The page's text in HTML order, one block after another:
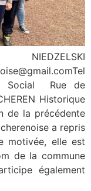
Social Rue de
Historique
de la précédente
a repris
motivée, elle est
de la commune
également